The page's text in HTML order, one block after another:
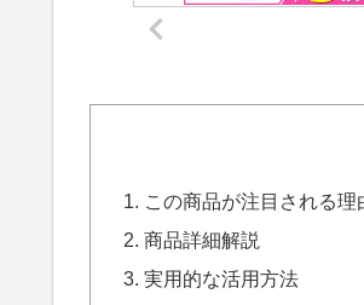
この商品が注目される理
商品詳細解説
実用的な活用方法